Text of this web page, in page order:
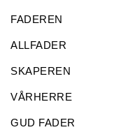
FADEREN
ALLFADER
SKAPEREN
VÅRHERRE
GUD FADER